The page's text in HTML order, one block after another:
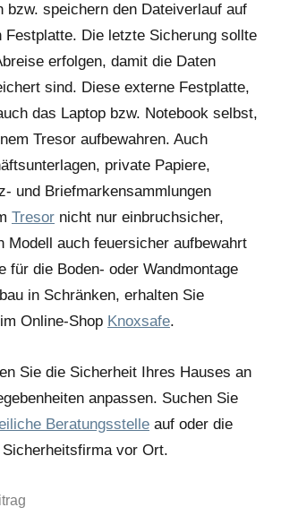
bzw. speichern den Dateiverlauf auf
Festplatte. Die letzte Sicherung sollte
erfolgen, damit die Daten
sind. Diese externe Festplatte,
das Laptop bzw. Notebook selbst,
Tresor aufbewahren. Auch
private Papiere,
und Briefmarkensammlungen
Tresor nicht nur einbruchsicher,
Modell auch feuersicher aufbewahrt
für die Boden- oder Wandmontage
in Schränken, erhalten Sie
Online-Shop Knoxsafe.
Sie die Sicherheit Ihres Hauses an
anpassen. Suchen Sie
Beratungsstelle auf oder die
vor Ort.